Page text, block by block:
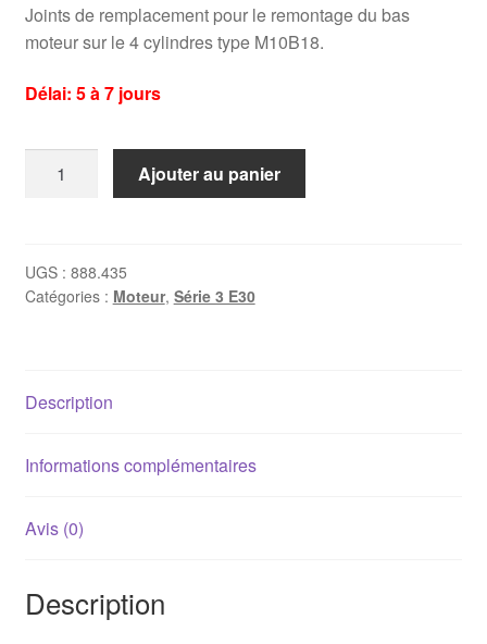
Joints de remplacement pour le remontage du bas
moteur sur le 4 cylindres type M10B18.
Délai: 5 à 7 jours
joints
bas
316/316i/318i
Ajouter au panier
UGS : 888.435
Catégories : Moteur, Série 3 E30
Description
Informations complémentaires
Avis (0)
Description